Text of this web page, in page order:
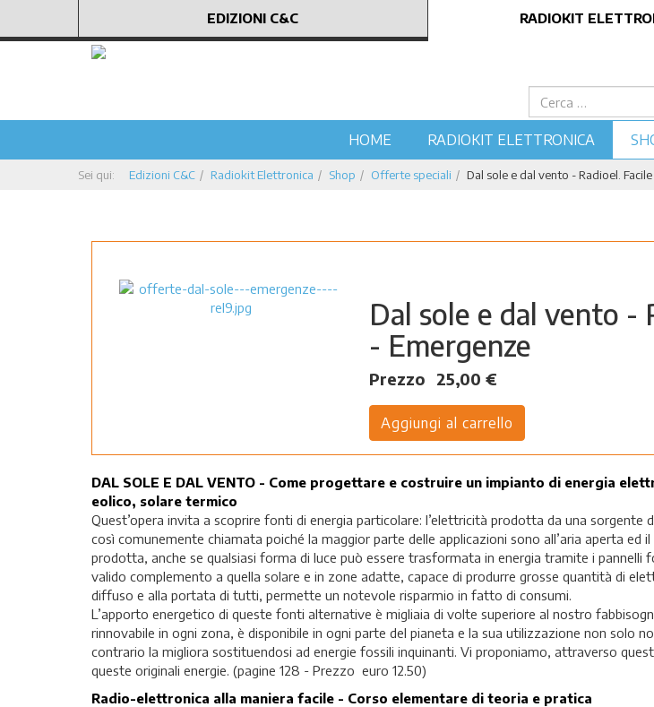
EDIZIONI C&C RADIOKIT
Cerca
HOME RADIOKIT ELETTRONICA
Sei qui: Edizioni C&C Radiokit Elettronica Shop Offerte speciali Dal sole e dal vento - Radioel.
Dal sole e dal vento -
- Emergenze
Prezzo 25,00 €
DAL SOLE E DAL VENTO - Come progettare e costruire un impianto di energia
eolico, solare termico
Quest’opera invita a scoprire fonti di energia particolare: l’elettricità prodotta da una sorgente
così comunemente chiamata poiché la maggior parte delle applicazioni sono all’aria aperta ed il
prodotta, anche se qualsiasi forma di luce può essere trasformata in energia tramite i pannelli
valido complemento a quella solare e in zone adatte, capace di produrre grosse quantità di
diffuso e alla portata di tutti, permette un notevole risparmio in fatto di consumi.
L’apporto energetico di queste fonti alternative è migliaia di volte superiore al nostro
rinnovabile in ogni zona, è disponibile in ogni parte del pianeta e la sua utilizzazione non solo
contrario la migliora sostituendosi ad energie fossili inquinanti. Vi proponiamo, attraverso
queste originali energie. (pagine 128 - Prezzo euro 12.50)
Radio-elettronica alla maniera facile - Corso elementare di teoria e pratica